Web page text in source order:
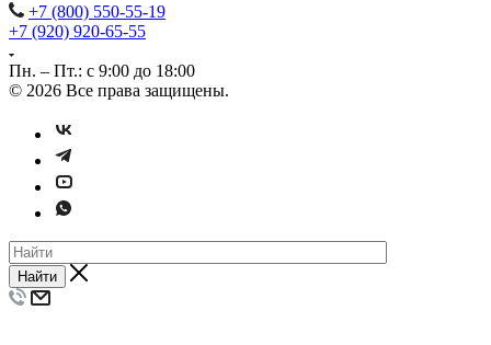
+7 (800) 550-55-19
+7 (920) 920-65-55
Пн. – Пт.: с 9:00 до 18:00
© 2026 Все права защищены.
Найти